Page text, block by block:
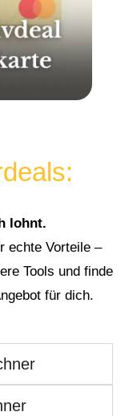
lohnt.
echte Vorteile –
Tools und finde
für dich.